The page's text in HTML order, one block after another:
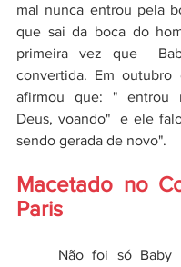
mal nunca entrou pela
que sai da boca do
primeira vez que
convertida. Em
afirmou que: " entrou
Deus, voando"  e ele
sendo gerada de novo".
Macetado no
Paris